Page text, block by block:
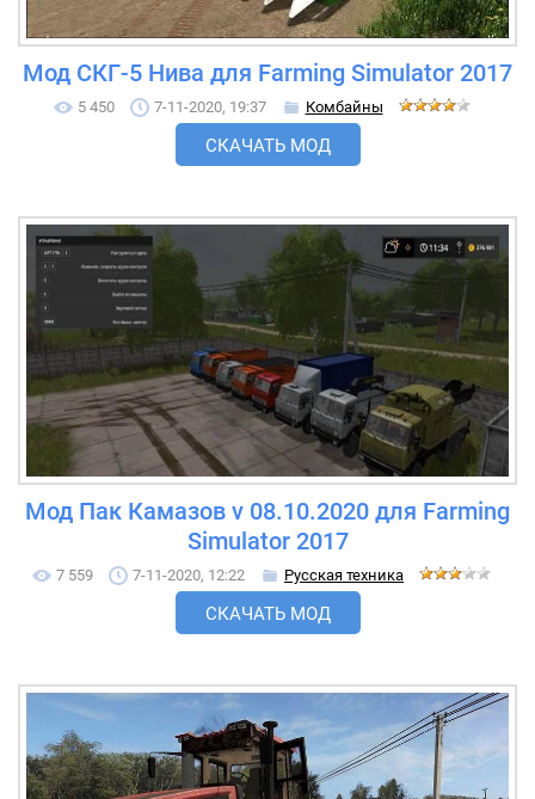
Мод СКГ-5 Нива для Farming Simulator 2017
5 450 7-11-2020, 19:37 Комбайны
СКАЧАТЬ МОД
Мод Пак Камазов v 08.10.2020 для Farming
Simulator 2017
7 559 7-11-2020, 12:22 Русская техника
СКАЧАТЬ МОД